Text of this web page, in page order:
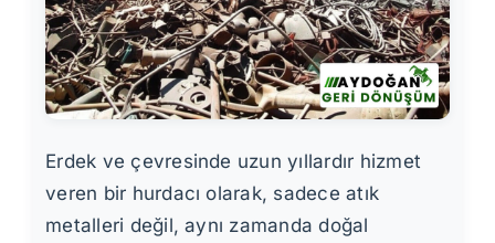
Erdek ve çevresinde uzun yıllardır hizmet
veren bir hurdacı olarak, sadece atık
metalleri değil, aynı zamanda doğal